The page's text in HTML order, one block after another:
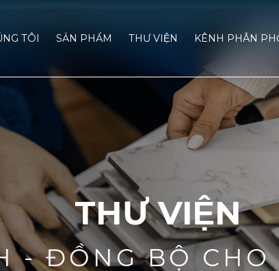
TÔI SẢN PHẨM THƯ VIỆN KÊNH PHÂN
THƯ VIỆN
- ĐỒNG BỘ CHO